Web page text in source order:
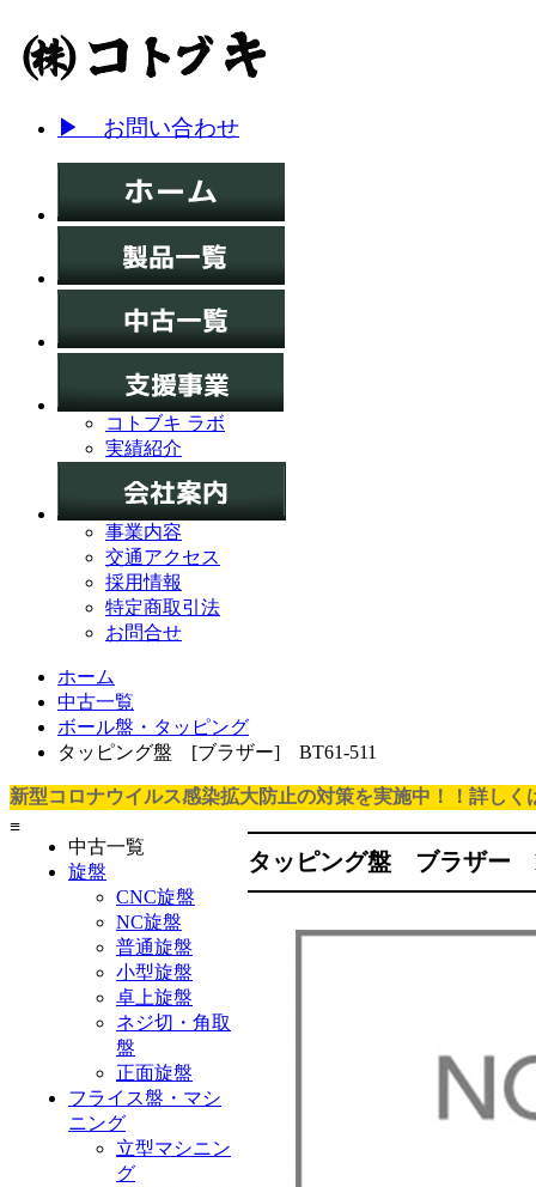
▶ お問い合わせ
コトブキ ラボ
実績紹介
事業内容
交通アクセス
採用情報
特定商取引法
お問合せ
ホーム
中古一覧
ボール盤・タッピング
タッピング盤 [ブラザー] BT61-511
新型コロナウイルス感染拡大防止の対策を実施中！！詳しく
≡
中古一覧
旋盤
CNC旋盤
NC旋盤
普通旋盤
小型旋盤
卓上旋盤
ネジ切・角取
盤
正面旋盤
フライス盤・マシ
ニング
立型マシニン
グ
タッピング盤 ブラザー